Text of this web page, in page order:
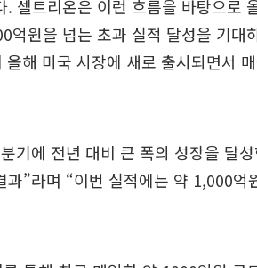
셀트리온은 이런 흐름을 바탕으로
억원을 넘는 초과 실적 달성을 기대
해 미국 시장에 새로 출시되면서
기에 전년 대비 큰 폭의 성장을 달
”라며 “이번 실적에는 약 1,000억